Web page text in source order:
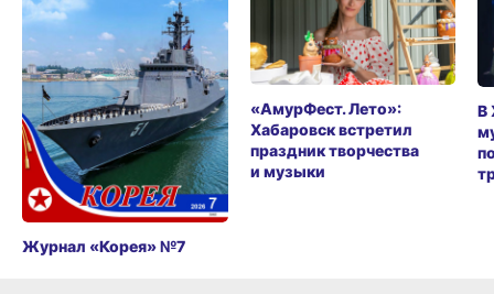
Журнал «Корея» №7
«АмурФест. Лето»:
Хабаровск встретил
праздник творчества
и музыки
В